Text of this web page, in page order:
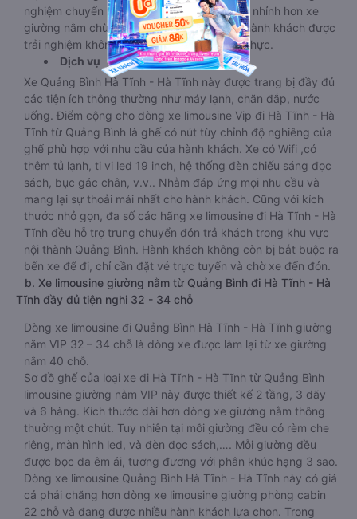
nghiệm chuyến xe VIP. Dù với giá thành chỉ nhỉnh hơn xe
giường nằm chừng vài chục nghìn, nhưng hành khách được
trải nghiệm không gian xe hạng sang đích thực.
Dịch vụ
Xe Quảng Bình Hà Tĩnh - Hà Tĩnh này được trang bị đầy đủ
các tiện ích thông thường như máy lạnh, chăn đắp, nước
uống. Điểm cộng cho dòng xe limousine Vip đi Hà Tĩnh - Hà
Tĩnh từ Quảng Bình là ghế có nút tùy chỉnh độ nghiêng của
ghế phù hợp với nhu cầu của hành khách. Xe có Wifi ,có
thêm tủ lạnh, ti vi led 19 inch, hệ thống đèn chiếu sáng đọc
sách, bục gác chân, v.v.. Nhằm đáp ứng mọi nhu cầu và
mang lại sự thoải mái nhất cho hành khách. Cũng với kích
thước nhỏ gọn, đa số các hãng xe limousine đi Hà Tĩnh - Hà
Tĩnh đều hỗ trợ trung chuyển đón trả khách trong khu vực
nội thành Quảng Bình. Hành khách không còn bị bắt buộc ra
bến xe để đi, chỉ cần đặt vé trực tuyến và chờ xe đến đón.
b. Xe limousine giường nằm từ Quảng Bình đi Hà Tĩnh - Hà
Tĩnh đầy đủ tiện nghi 32 - 34 chỗ
Dòng xe limousine đi Quảng Bình Hà Tĩnh - Hà Tĩnh giường
nằm VIP 32 – 34 chỗ là dòng xe được làm lại từ xe giường
nằm 40 chỗ.
Sơ đồ ghế của loại xe đi Hà Tĩnh - Hà Tĩnh từ Quảng Bình
limousine giường nằm VIP này được thiết kế 2 tầng, 3 dãy
và 6 hàng. Kích thước dài hơn dòng xe giường nằm thông
thường một chút. Tuy nhiên tại mỗi giường đều có rèm che
riêng, màn hình led, và đèn đọc sách,…. Mỗi giường đều
được bọc da êm ái, tương đương với phân khúc hạng 3 sao.
Dòng xe limousine Quảng Bình Hà Tĩnh - Hà Tĩnh này có giá
cả phải chăng hơn dòng xe limousine giường phòng cabin
22 chỗ và đang được nhiều hành khách lựa chọn. Trong